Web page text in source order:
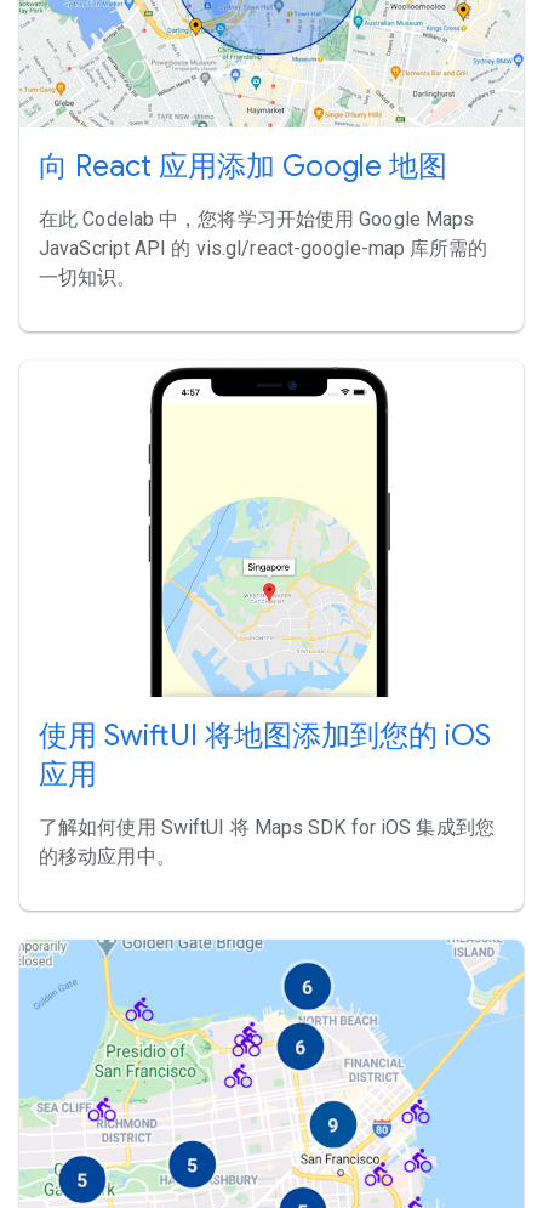
向 React 应用添加 Google 地图
在此 Codelab 中，您将学习开始使用 Google Maps
JavaScript API 的 vis.gl/react-google-map 库所需的
一切知识。
使用 SwiftUI 将地图添加到您的 iOS
应用
了解如何使用 SwiftUI 将 Maps SDK for iOS 集成到您
的移动应用中。